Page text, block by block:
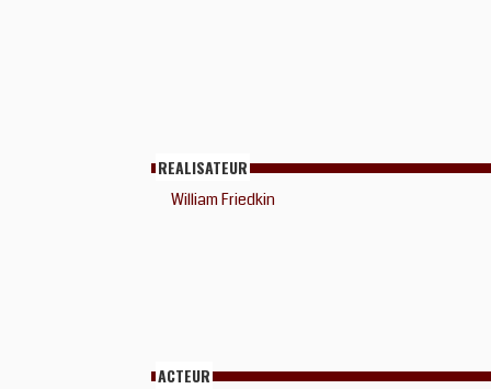
REALISATEUR
William Friedkin
ACTEUR